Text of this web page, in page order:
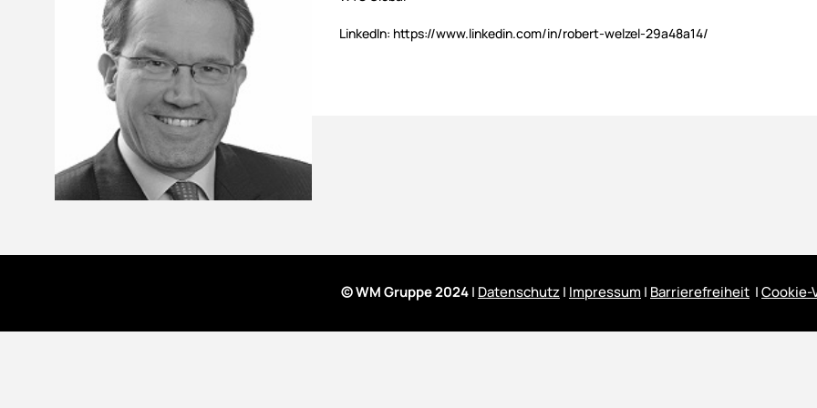
LinkedIn: https://www.linkedin.com/in/robert-welzel-29a48a14/
© WM Gruppe 2024| Datenschutz| Impressum | Barrierefreiheit |Cookie-